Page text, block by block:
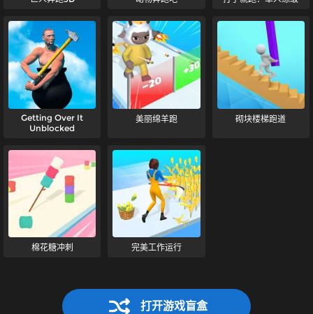
Getting Over It
Unblocked
美丽绵羊跑 砌块楼梯跑道
棉花糖冲刺 完美工作运行
打开游戏盲盒